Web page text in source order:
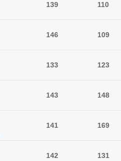
139 110
146 109
133 123
143 148
141 169
142 131